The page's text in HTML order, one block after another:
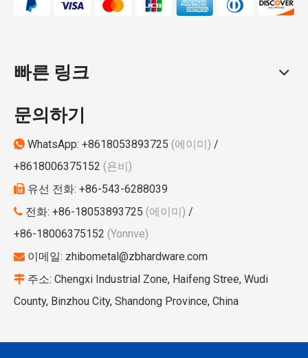
빠른 링크
문의하기
 WhatsApp: +8618053893725 (에이미) /
+8618006375152 (욘비)
 유선 전화: +86-543-6288039
 전화: +86-18053893725 (에이미) /
+86-18006375152 (Yonnve)
 이메일: zhibometal@zbhardware.com
 주소: Chengxi Industrial Zone, Haifeng Stree, Wudi
County, Binzhou City, Shandong Province, China